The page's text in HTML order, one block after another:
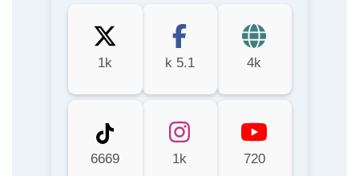
4k
5.1 k
1k
720
1k
6669